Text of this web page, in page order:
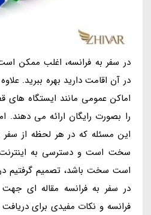
در آن اقامت دارید بهره ببرید.
را بصورت رایگان ارائه می دهند.
این مسئله که در هر لحظه از سفر
سخت است و دسترسی به
است سخت باشد، تصمیم گرفتیم
در سفر به فرانسه مقاله ای
فرانسه و نکات مفیدی برای